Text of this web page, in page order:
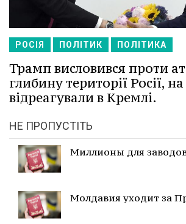
РОСІЯ ПОЛІТИК ПОЛІТИКА
Трамп висловився проти
глибину території Росії,
відреагували в Кремлі.
НЕ ПРОПУСТІТЬ
Миллионы для
Молдавия уходит за